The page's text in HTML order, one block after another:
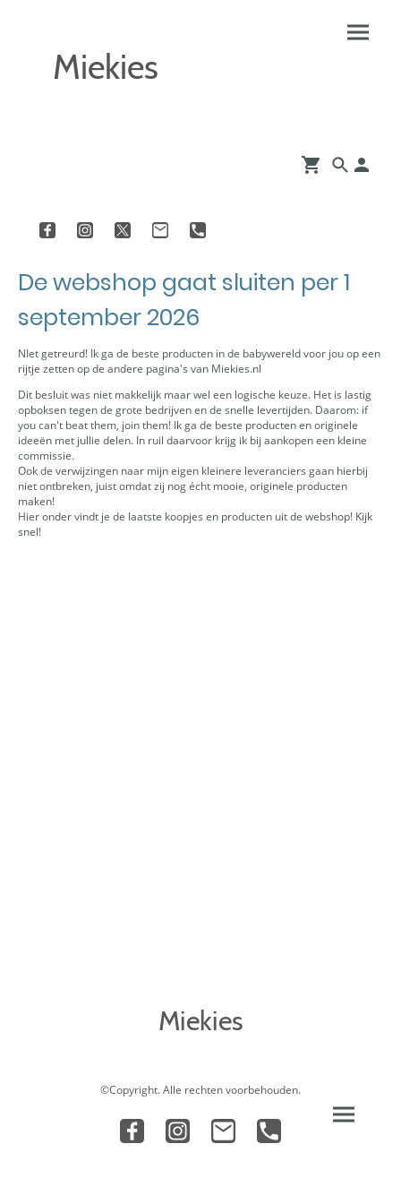
Miekies
De webshop gaat sluiten per 1
september 2026
NIet getreurd! Ik ga de beste producten in de babywereld voor jou op een
rijtje zetten op de andere pagina's van Miekies.nl
Dit besluit was niet makkelijk maar wel een logische keuze. Het is lastig
opboksen tegen de grote bedrijven en de snelle levertijden. Daarom: if
you can't beat them, join them! Ik ga de beste producten en originele
ideeën met jullie delen. In ruil daarvoor krijg ik bij aankopen een kleine
commissie.
Ook de verwijzingen naar mijn eigen kleinere leveranciers gaan hierbij
niet ontbreken, juist omdat zij nog écht mooie, originele producten
maken!
Hier onder vindt je de laatste koopjes en producten uit de webshop! Kijk
snel!
Miekies
©Copyright. Alle rechten voorbehouden.